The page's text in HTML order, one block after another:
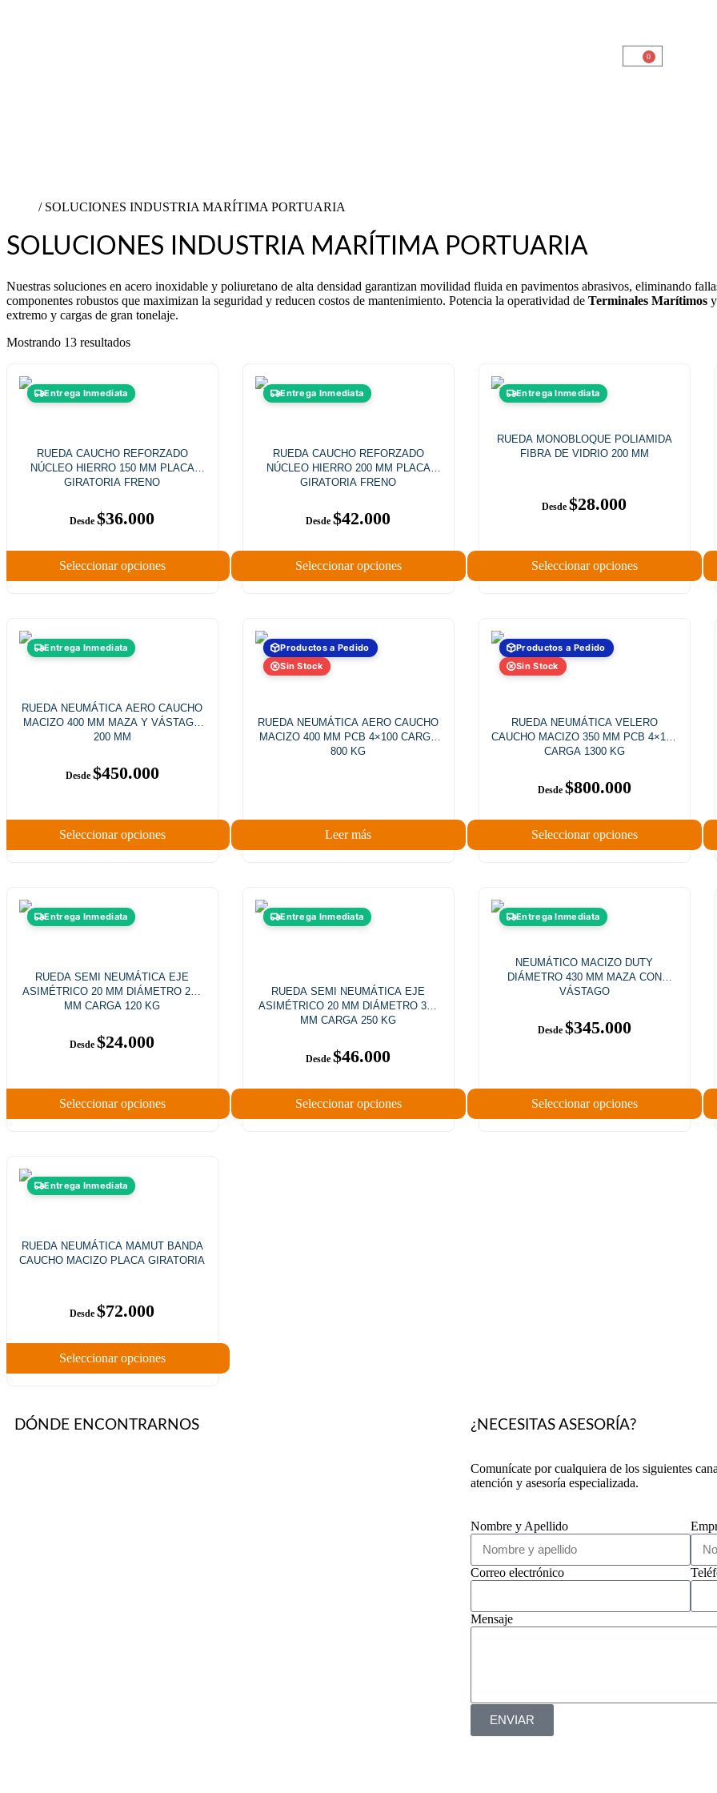
0
/ SOLUCIONES INDUSTRIA MARÍTIMA PORTUARIA
SOLUCIONES INDUSTRIA MARÍTIMA PORTUARIA
Nuestras soluciones en acero inoxidable y poliuretano de alta densidad garantizan movilidad fluida en pavimentos abrasivos, eliminando
componentes robustos que maximizan la seguridad y reducen costos de mantenimiento. Potencia la operatividad de Terminales Marítimos y
extremo y cargas de gran tonelaje.
Mostrando 13 resultados
Entrega Inmediata
RUEDA CAUCHO REFORZADO
NÚCLEO HIERRO 150 MM PLACA
GIRATORIA FRENO
$36.000
Seleccionar opciones
Entrega Inmediata
RUEDA CAUCHO REFORZADO
NÚCLEO HIERRO 200 MM PLACA
GIRATORIA FRENO
$42.000
Seleccionar opciones
Entrega Inmediata
RUEDA MONOBLOQUE POLIAMIDA
FIBRA DE VIDRIO 200 MM
$28.000
Seleccionar opciones
Entrega Inmediata
RUEDA NEUMÁTICA AERO CAUCHO
MACIZO 400 MM MAZA Y VÁSTAGO
200 MM
$450.000
Seleccionar opciones
Productos a Pedido
Sin Stock
RUEDA NEUMÁTICA AERO CAUCHO
MACIZO 400 MM PCB 4×100 CARGA
800 KG
Leer más
Productos a Pedido
Sin Stock
RUEDA NEUMÁTICA VELERO
CAUCHO MACIZO 350 MM PCB 4×125
CARGA 1300 KG
$800.000
Seleccionar opciones
Entrega Inmediata
RUEDA SEMI NEUMÁTICA EJE
ASIMÉTRICO 20 MM DIÁMETRO 220
MM CARGA 120 KG
$24.000
Seleccionar opciones
Entrega Inmediata
RUEDA SEMI NEUMÁTICA EJE
ASIMÉTRICO 20 MM DIÁMETRO 320
MM CARGA 250 KG
$46.000
Seleccionar opciones
Entrega Inmediata
NEUMÁTICO MACIZO DUTY
DIÁMETRO 430 MM MAZA CON
VÁSTAGO
$345.000
Seleccionar opciones
Entrega Inmediata
RUEDA NEUMÁTICA MAMUT BANDA
CAUCHO MACIZO PLACA GIRATORIA
$72.000
Seleccionar opciones
DÓNDE ENCONTRARNOS ¿NECESITAS ASESORÍA?
Comunícate por cualquiera de los siguientes
atención y asesoría especializada.
Nombre y Apellido
Correo electrónico
Mensaje
ENVIAR